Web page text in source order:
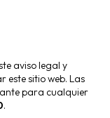
aviso legal y
este sitio web. Las
para cualquier
.